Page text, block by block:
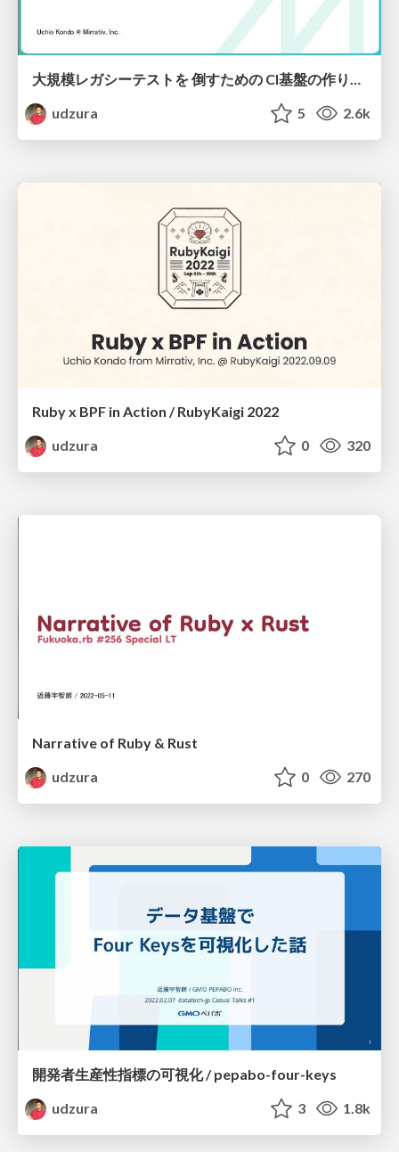
大規模レガシーテストを 倒すための CI基盤の作り方 / #CICD2023
udzura
5 2.6k
Ruby x BPF in Action / RubyKaigi 2022
udzura
0 320
Narrative of Ruby & Rust
udzura
0 270
開発者生産性指標の可視化 / pepabo-four-keys
udzura
3 1.8k